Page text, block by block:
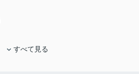
すべて見る